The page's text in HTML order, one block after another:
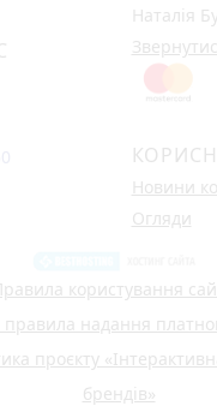
Наталія
Новини
Огляди
користування
правила надання
проєкту
брендів»